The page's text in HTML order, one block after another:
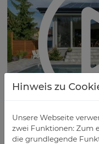
Hinweis zu
Unsere Webseite
zwei Funktionen: Zum
die grundlegende